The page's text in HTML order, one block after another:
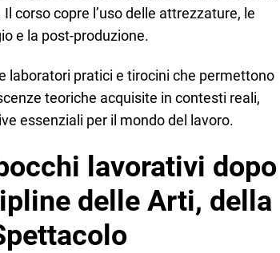
corso copre l’uso delle attrezzature, le
e la post-produzione.
laboratori pratici e tirocini che permettono
teoriche acquisite in contesti reali,
essenziali per il mondo del lavoro.
lavorativi dopo
delle Arti, della